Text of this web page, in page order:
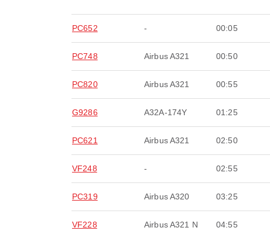
PC652 - 00:05
PC748 Airbus A321 00:50
PC820 Airbus A321 00:55
G9286 A32A-174Y 01:25
PC621 Airbus A321 02:50
VF248 - 02:55
PC319 Airbus A320 03:25
VF228 Airbus A321 N 04:55